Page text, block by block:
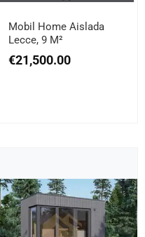
Mobil Home Aislada
Lecce, 9 M²
€21,500.00